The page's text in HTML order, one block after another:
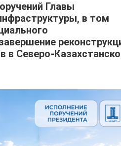
Главы
в том
в Северо-